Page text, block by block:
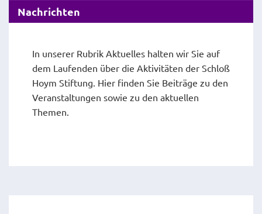
Nachrichten
In unserer Rubrik Aktuelles halten wir Sie auf
dem Laufenden über die Aktivitäten der Schloß
Hoym Stiftung. Hier finden Sie Beiträge zu den
Veranstaltungen sowie zu den aktuellen
Themen.